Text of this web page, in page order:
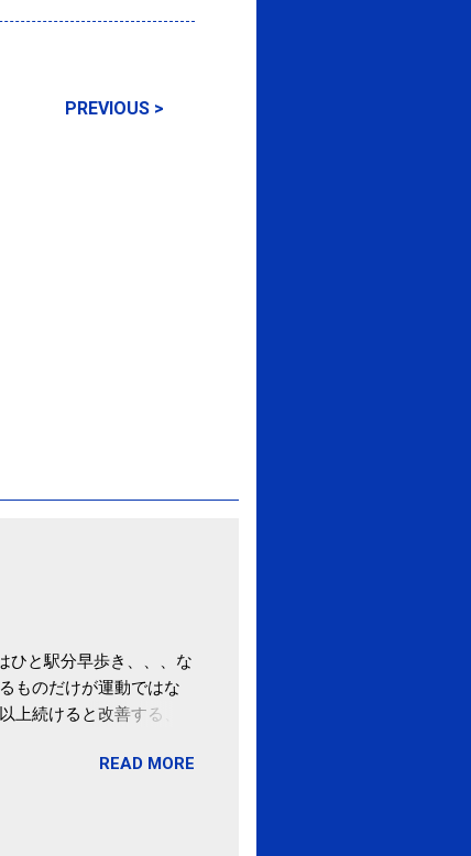
PREVIOUS >
ひと駅分早歩き、、、な
ものだけが運動ではな
続けると改善する、
度の運動を毎日３０分
しなくても効果」 -
READ MORE